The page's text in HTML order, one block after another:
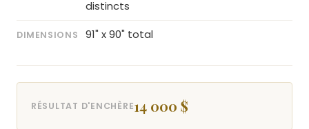
distincts
DIMENSIONS 91" x 90" total
RÉSULTAT D'ENCHÈRE14 000 $